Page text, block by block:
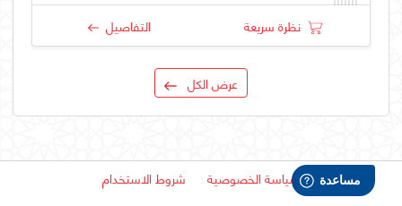
نظرة سريعة التفاصيل
عرض الكل
سياسة الخصوصية
شروط الاستخدام